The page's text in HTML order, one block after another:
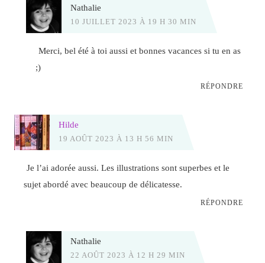
Nathalie
10 JUILLET 2023 À 19 H 30 MIN
Merci, bel été à toi aussi et bonnes vacances si tu en as
;)
RÉPONDRE
Hilde
19 AOÛT 2023 À 13 H 56 MIN
Je l’ai adorée aussi. Les illustrations sont superbes et le
sujet abordé avec beaucoup de délicatesse.
RÉPONDRE
Nathalie
22 AOÛT 2023 À 12 H 29 MIN